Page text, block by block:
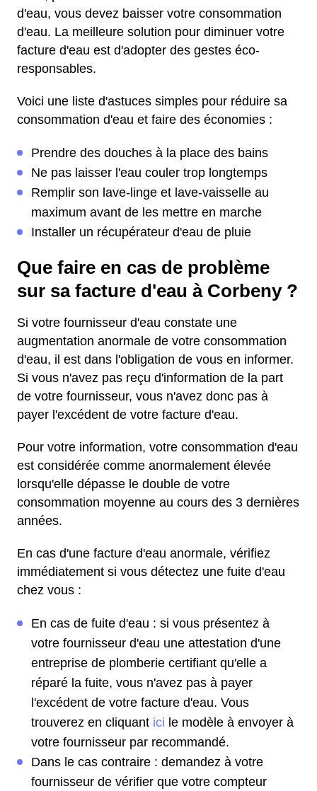
d'eau, vous devez baisser votre consommation
d'eau. La meilleure solution pour diminuer votre
facture d'eau est d'adopter des gestes éco-
responsables.
Voici une liste d'astuces simples pour réduire sa
consommation d'eau et faire des économies :
Prendre des douches à la place des bains
Ne pas laisser l'eau couler trop longtemps
Remplir son lave-linge et lave-vaisselle au
maximum avant de les mettre en marche
Installer un récupérateur d'eau de pluie
Que faire en cas de problème
sur sa facture d'eau à Corbeny ?
Si votre fournisseur d'eau constate une
augmentation anormale de votre consommation
d'eau, il est dans l'obligation de vous en informer.
Si vous n'avez pas reçu d'information de la part
de votre fournisseur, vous n'avez donc pas à
payer l'excédent de votre facture d'eau.
Pour votre information, votre consommation d'eau
est considérée comme anormalement élevée
lorsqu'elle dépasse le double de votre
consommation moyenne au cours des 3 dernières
années.
En cas d'une facture d'eau anormale, vérifiez
immédiatement si vous détectez une fuite d'eau
chez vous :
En cas de fuite d'eau : si vous présentez à
votre fournisseur d'eau une attestation d'une
entreprise de plomberie certifiant qu'elle a
réparé la fuite, vous n'avez pas à payer
l'excédent de votre facture d'eau. Vous
trouverez en cliquant ici le modèle à envoyer à
votre fournisseur par recommandé.
Dans le cas contraire : demandez à votre
fournisseur de vérifier que votre compteur